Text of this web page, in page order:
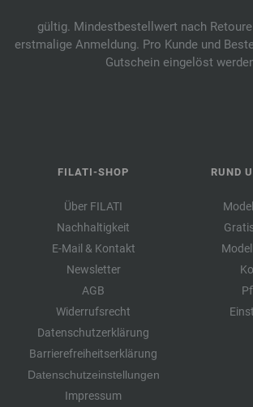
gültig. Mindestbestellwert nach Retoure
erstmalige Anmeldung. Pro Kunde und
Gutschein eingelöst
FILATI-SHOP
Über FILATI
Nachhaltigkeit
E-Mail & Kontakt
Newsletter
AGB
Widerrufsrecht
Datenschutzerklärung
Barrierefreiheitserklärung
Datenschutzeinstellungen
Impressum
RUND